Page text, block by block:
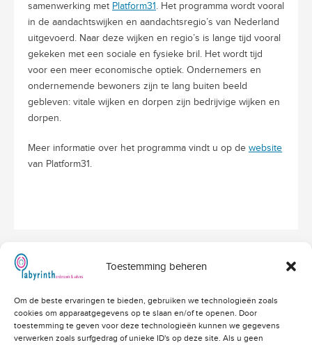
Toestemming beheren
Om de beste ervaringen te bieden, gebruiken we technologieën zoals
cookies om apparaatgegevens op te slaan en/of te openen. Door
toestemming te geven voor deze technologieën kunnen we gegevens
verwerken zoals surfgedrag of unieke ID's op deze site. Als u geen
samenwerking met Platform31 . Het programma wordt vooral
in de aandachtswijken en aandachtsregio’s van Nederland
uitgevoerd. Naar deze wijken en regio’s is lange tijd vooral
gekeken met een sociale en fysieke bril. Het wordt tijd
voor een meer economische optiek. Ondernemers en
ondernemende bewoners zijn te lang buiten beeld
gebleven: vitale wijken en dorpen zijn bedrijvige wijken en
dorpen.
Meer informatie over het programma vindt u op de website
van Platform31.
3526 VD Utrecht
info@labyrinthonderzoek.nl
bekijk op Google Maps